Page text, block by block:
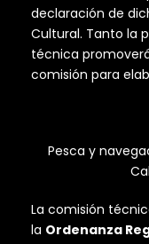
declaración de
Cultural. Tanto la
técnica
comisión para
Pesca y
La comisión
la Ordenanza